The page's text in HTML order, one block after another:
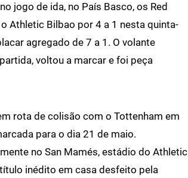
jogo de ida, no País Basco, os Red
Athletic Bilbao por 4 a 1 nesta quinta-
agregado de 7 a 1. O volante
voltou a marcar e foi peça
rota de colisão com o Tottenham em
para o dia 21 de maio.
no San Mamés, estádio do Athletic
inédito em casa desfeito pela